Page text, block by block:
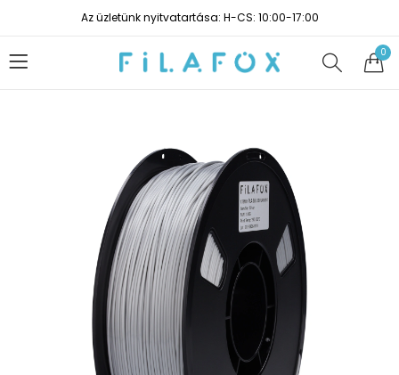
Az üzletünk nyitvatartása: H-CS: 10:00-17:00
0